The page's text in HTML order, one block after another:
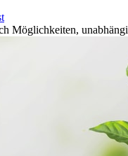
Möglichkeiten,